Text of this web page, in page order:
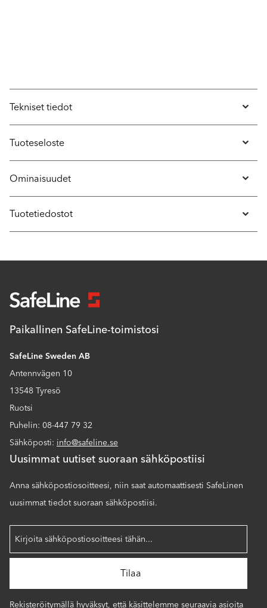
Tekniset tiedot
Tuoteseloste
Ominaisuudet
Tuotetiedostot
Paikallinen SafeLine-toimistosi
SafeLine Sweden AB
Antennvägen 10
13548 Tyresö
Ruotsi
Puhelin: 08-447 79 32
Sähköposti: info@safeline.se
Uusimmat uutiset suoraan sähköpostiisi
Anna sähköpostiosoitteesi, niin saat automaattisesti SafeLinen
uusimmat tiedot suoraan sähköpostiisi.
Rekisteröitymällä hyväksyt, että käsittelemme seuraavia asioita